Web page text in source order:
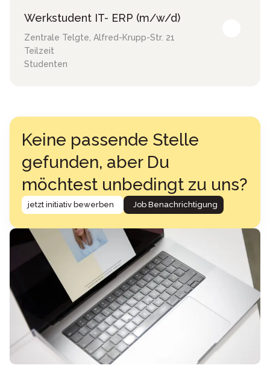
Werkstudent IT- ERP (m/w/d)
Zentrale Telgte, Alfred-Krupp-Str. 21
Teilzeit
Studenten
Keine passende Stelle
gefunden, aber Du
möchtest unbedingt zu uns?
jetzt initiativ bewerben Job Benachrichtigung